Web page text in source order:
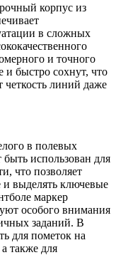
корпус из
в сложных
и точного
и быстро сохнут, что
четкость линий даже
в полевых
использован для
что позволяет
и выделять ключевые
маркер
особого внимания
заданий. В
для пометок на
также для